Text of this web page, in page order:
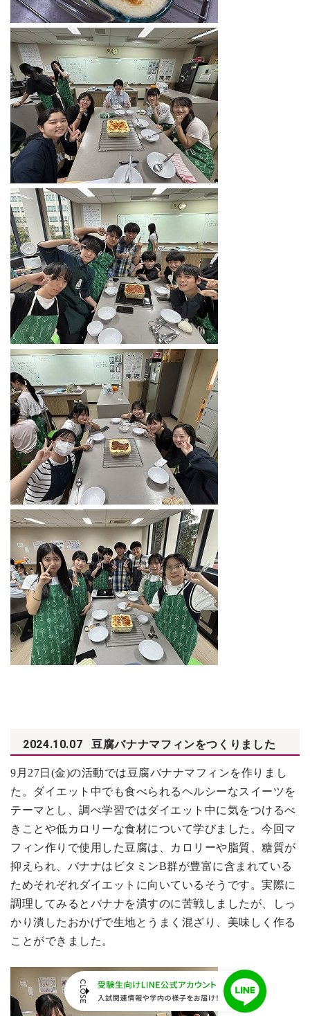
2024.10.07 豆腐バナナマフィンをつくりました
9 月27日(金)の活動では豆腐バナナマフィンを作りまし
た。ダイエット中でも食べられるヘルシーなスイーツを
テーマとし、調べ学習ではダイエット中に気をつけるべ
きことや低カロリーな食材について学びました。今回マ
フィン作りで使用した豆腐は、カロリーや脂質、糖質が
抑えられ、バナナはビタミンB群が豊富に含まれている
ためそれぞれダイエットに向いているそうです。実際に
調理してみるとバナナを潰すのに苦戦しましたが、しっ
かり潰したおかげで生地とうまく混ざり、美味しく作る
ことができました。